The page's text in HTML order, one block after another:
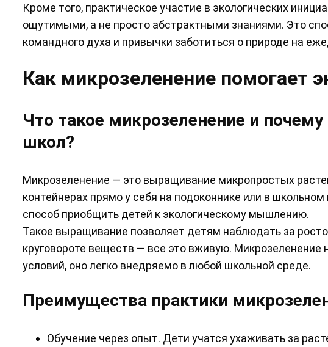
Кроме того, практическое участие в экологических
ощутимыми, а не просто абстрактными знаниями. Это
командного духа и привычки заботиться о природе на
Как микрозеленение помогает
Что такое микрозеленение и
школ?
Микрозеленение — это выращивание микропростых
контейнерах прямо у себя на подоконнике или в
способ приобщить детей к экологическому мышлению.
Такое выращивание позволяет детям наблюдать за
круговороте веществ — все это вживую.
условий, оно легко внедряемо в любой школьной среде.
Преимущества практики
Обучение через опыт. Дети учатся ухаживать за